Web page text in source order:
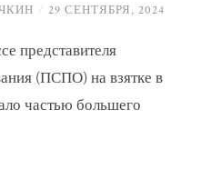
/ 29 СЕНТЯБРЯ, 2024
представителя
(ПСПО) на взятке в
частью большего